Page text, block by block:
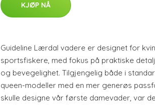
KJØP NÅ
Guideline Lærdal vadere er designet for
sportsfiskere, med fokus på praktiske
og bevegelighet. Tilgjengelig både i
queen-modeller med en mer generøs
skulle designe vår første damevader, var